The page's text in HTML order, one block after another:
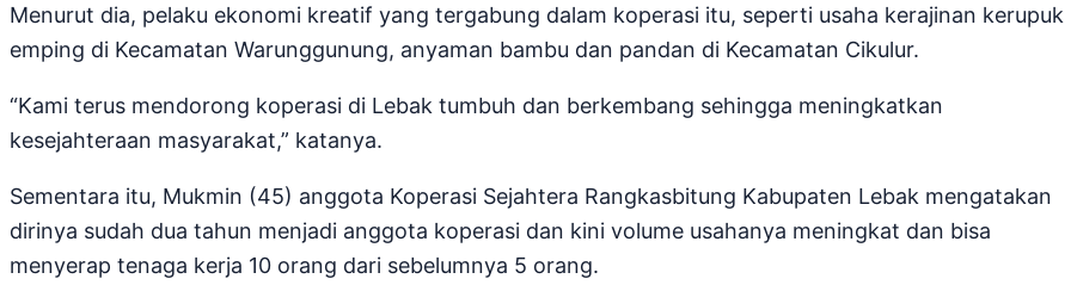
Menurut dia, pelaku ekonomi kreatif yang tergabung dalam koperasi itu, seperti usaha kerajinan kerupuk
emping di Kecamatan Warunggunung, anyaman bambu dan pandan di Kecamatan Cikulur.
“Kami terus mendorong koperasi di Lebak tumbuh dan berkembang sehingga meningkatkan
kesejahteraan masyarakat,” katanya.
Sementara itu, Mukmin (45) anggota Koperasi Sejahtera Rangkasbitung Kabupaten Lebak mengatakan
dirinya sudah dua tahun menjadi anggota koperasi dan kini volume usahanya meningkat dan bisa
menyerap tenaga kerja 10 orang dari sebelumnya 5 orang.